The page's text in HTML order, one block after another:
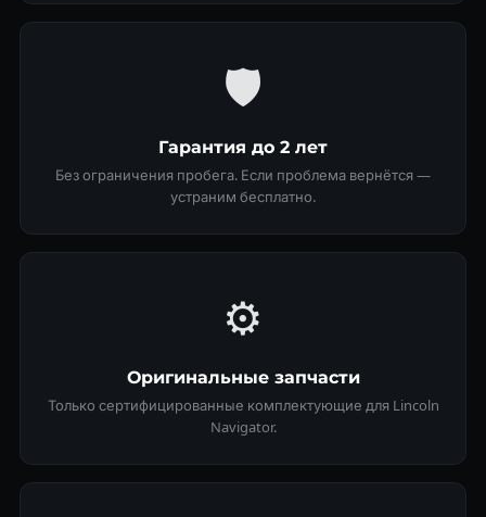
🛡
Гарантия до 2 лет
Без ограничения пробега. Если проблема вернётся —
устраним бесплатно.
⚙️
Оригинальные запчасти
Только сертифицированные комплектующие для Lincoln
Navigator.